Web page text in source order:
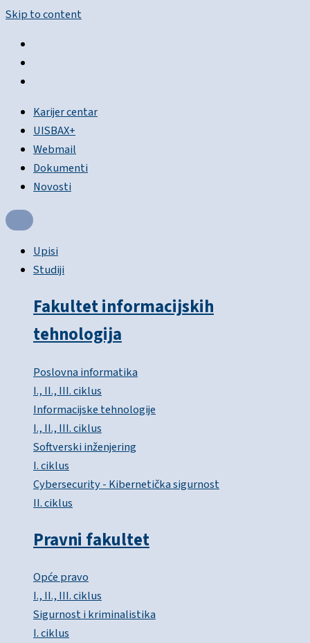
Skip to content
Karijer centar
UISBAX+
Webmail
Dokumenti
Novosti
Upisi
Studiji
Fakultet informacijskih
tehnologija
Poslovna informatika
I., II., III. ciklus
Informacijske tehnologije
I., II., III. ciklus
Softverski inženjering
I. ciklus
Cybersecurity - Kibernetička sigurnost
II. ciklus
Pravni fakultet
Opće pravo
I., II., III. ciklus
Sigurnost i kriminalistika
I. ciklus